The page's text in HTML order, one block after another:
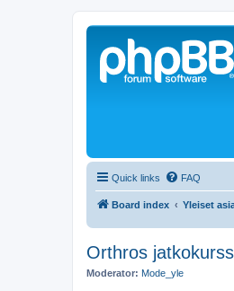
Quick links FAQ
Board index Yleiset
Orthros
Moderator: Mode_yle